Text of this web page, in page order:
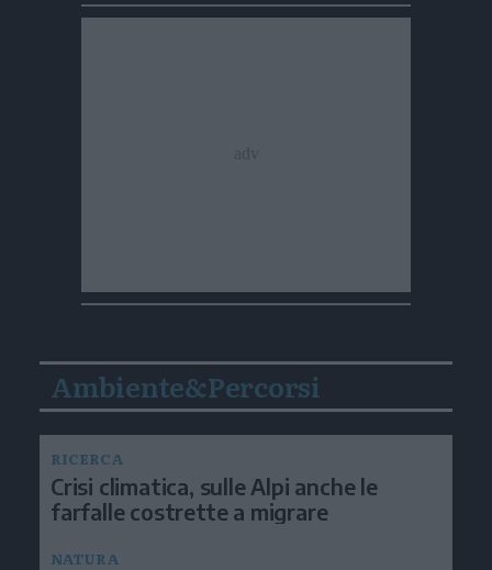
Ambiente&Percorsi
RICERCA
Crisi climatica, sulle Alpi anche le
farfalle costrette a migrare
NATURA